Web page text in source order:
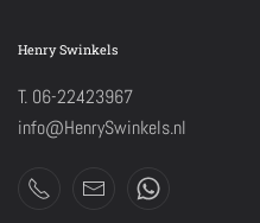
Henry Swinkels
T. 06-22423967
info@HenrySwinkels.nl